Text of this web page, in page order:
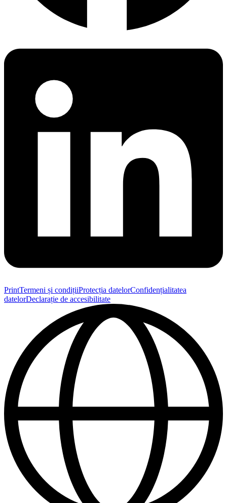
PrintTermeni și condițiiProtecția datelorConfidențialitatea
datelorDeclarație de accesibilitate